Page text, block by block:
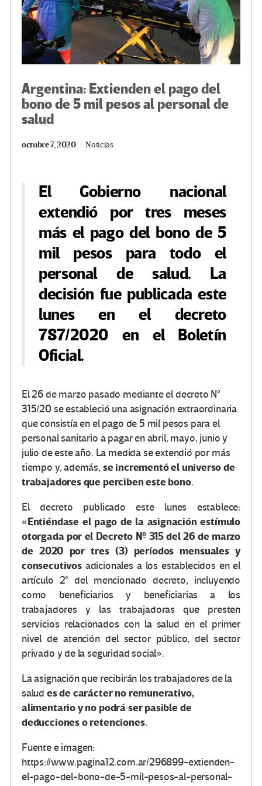
Argentina: Extienden el pago del
bono de 5 mil pesos al personal de
salud
octubre 7, 2020 Noticias
El Gobierno nacional
extendió por tres meses
más el pago del bono de 5
mil pesos para todo el
personal de salud. La
decisión fue publicada este
lunes en el decreto
787/2020 en el Boletín
Oficial.
El 26 de marzo pasado mediante el decreto N°
315/20 se estableció una asignación extraordinaria
que consistía en el pago de 5 mil pesos para el
personal sanitario a pagar en abril, mayo, junio y
julio de este año. La medida se extendió por más
tiempo y, además, se incrementó el universo de
trabajadores que perciben este bono.
El decreto publicado este lunes establece:
«Entiéndase el pago de la asignación estímulo
otorgada por el Decreto Nº 315 del 26 de marzo
de 2020 por tres (3) períodos mensuales y
consecutivosadicionales a los establecidos en el
artículo 2° del mencionado decreto, incluyendo
como beneficiarios y beneficiarias a los
trabajadores y las trabajadoras que presten
servicios relacionados con la salud en el primer
nivel de atención del sector público, del sector
privado y de la seguridad social».
La asignación que recibirán los trabajadores de la
salud es de carácter no remunerativo,
alimentario y no podrá ser pasible de
deducciones o retenciones.
Fuente e imagen:
https://www.pagina12.com.ar/296899-extienden-
el-pago-del-bono-de-5-mil-pesos-al-personal-